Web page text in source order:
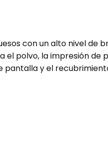
con un alto nivel de
el polvo, la impresión de
pantalla y el